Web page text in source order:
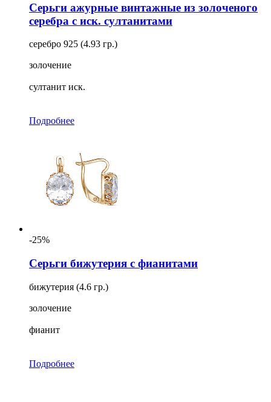
Серьги ажурные винтажные из золоченого
серебра с иск. султанитами
серебро 925 (4.93 гр.)
золочение
султанит иск.
Подробнее
-25%
Серьги бижутерия с фианитами
бижутерия (4.6 гр.)
золочение
фианит
Подробнее